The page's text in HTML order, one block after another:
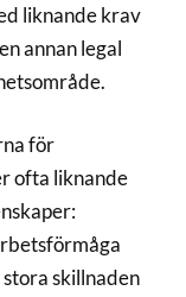
liknande krav
annan legal
för
ofta liknande
skillnaden